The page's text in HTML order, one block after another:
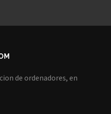
de ordenadores, en